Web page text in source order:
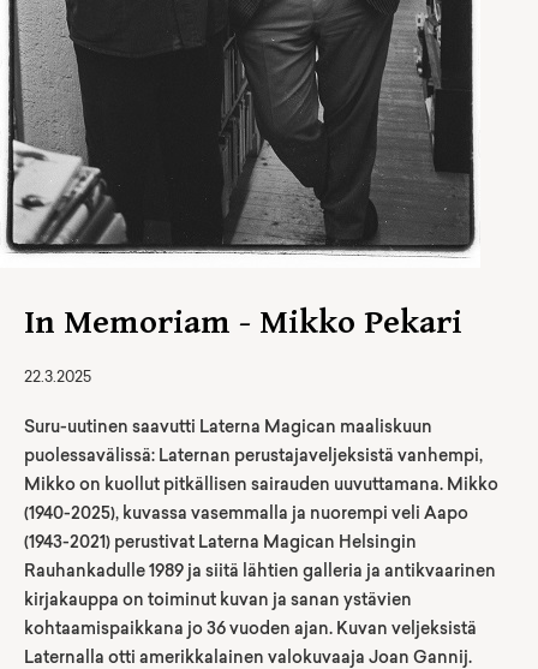
In Memoriam - Mikko Pekari
22.3.2025
Suru-uutinen saavutti Laterna Magican maaliskuun
puolessavälissä: Laternan perustajaveljeksistä vanhempi,
Mikko on kuollut pitkällisen sairauden uuvuttamana. Mikko
(1940-2025), kuvassa vasemmalla ja nuorempi veli Aapo
(1943-2021) perustivat Laterna Magican Helsingin
Rauhankadulle 1989 ja siitä lähtien galleria ja antikvaarinen
kirjakauppa on toiminut kuvan ja sanan ystävien
kohtaamispaikkana jo 36 vuoden ajan. Kuvan veljeksistä
Laternalla otti amerikkalainen valokuvaaja Joan Gannij.